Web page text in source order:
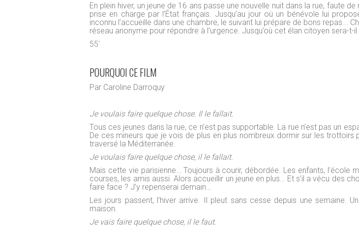
En plein hiver, un jeune de 16 ans passe une nouvelle nuit dans la rue, faute
prise en charge par l’État français. Jusqu’au jour où un bénévole lui
inconnu l’accueille dans une chambre, le suivant lui prépare de bons repas...
réseau anonyme pour répondre à l’urgence. Jusqu’où cet élan citoyen sera-t-il
55'
POURQUOI CE FILM
Par Caroline Darroquy
Je voulais faire quelque chose. Il le fallait.
Tous ces jeunes dans la rue, ce n’est pas supportable. La rue n’est pas un
De ces mineurs que je vois de plus en plus nombreux dormir sur les trottoirs
traversé la Méditerranée.
Je voulais faire quelque chose, il le fallait.
Mais cette vie parisienne… Toujours à courir, débordée. Les enfants, l’école
courses, les amis aussi. Alors accueillir un jeune en plus… Et s’il a vécu des
faire face ? J’y repenserai demain…
Les jours passent, l’hiver arrive. Il pleut sans cesse depuis une semaine.
maison.
Je vais faire quelque chose, il le faut.